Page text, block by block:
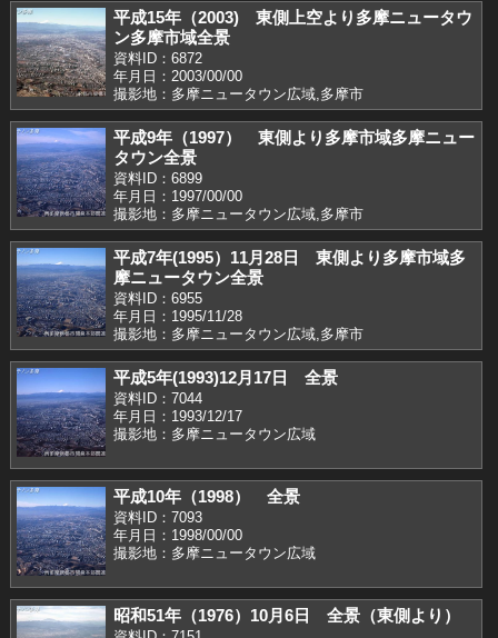
平成15年（2003) 東側上空より多摩ニュータウ
ン多摩市域全景
資料ID：6872
年月日：2003/00/00
撮影地：多摩ニュータウン広域,多摩市
平成9年（1997） 東側より多摩市域多摩ニュー
タウン全景
資料ID：6899
年月日：1997/00/00
撮影地：多摩ニュータウン広域,多摩市
平成7年(1995）11月28日 東側より多摩市域多
摩ニュータウン全景
資料ID：6955
年月日：1995/11/28
撮影地：多摩ニュータウン広域,多摩市
平成5年(1993)12月17日 全景
資料ID：7044
年月日：1993/12/17
撮影地：多摩ニュータウン広域
平成10年（1998） 全景
資料ID：7093
年月日：1998/00/00
撮影地：多摩ニュータウン広域
昭和51年（1976）10月6日 全景（東側より）